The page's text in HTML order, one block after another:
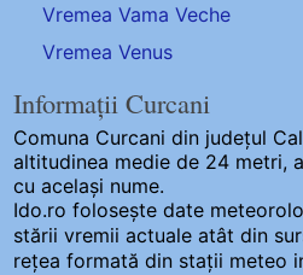
Vremea Vama Veche
Vremea Venus
Informații Curcani
Comuna Curcani din județul
altitudinea medie de 24 metri,
cu același nume.
Ido.ro folosește date
stării vremii actuale atât din
rețea formată din stații meteo